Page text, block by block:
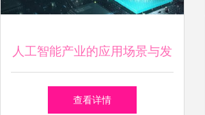
人工智能产业的应用场景与发
展模式分析 以应用软件开发
查看详情